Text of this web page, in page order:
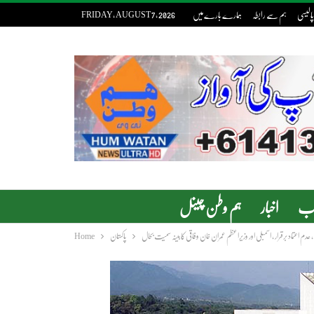
FRIDAY, AUGUST 7, 2026 ہمارے بارے میں ہم سے رابطہ
ہم وطن چینل اخبار
Home پاکستان اعتماد برقرار ، اسمبلی اور وزیراعظم عمران خان وفاقی کابینہ سمیت بحال